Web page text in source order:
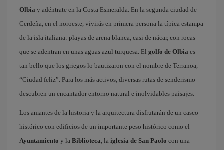
Olbia y adéntrate en la Costa Esmeralda. En la segunda ciudad de
Cerdeña, en el noroeste, vivirás en primera persona la típica estampa
de la isla italiana: playas de arena blanca, casi de nácar, con rocas
que se adentran en unas aguas azul turquesa. El golfo de Olbia es
tan bello que los griegos lo bautizaron con el nombre de Terranoa,
“Ciudad feliz”. Para los más activos, diversas rutas de senderismo
descubren un encantador entorno natural e inolvidables paisajes.
Los amantes de la historia y la arquitectura disfrutarán de un casco
histórico con edificios de un importante peso histórico como el
Ayuntamiento y la Biblioteca, la iglesia de San Paolo con una